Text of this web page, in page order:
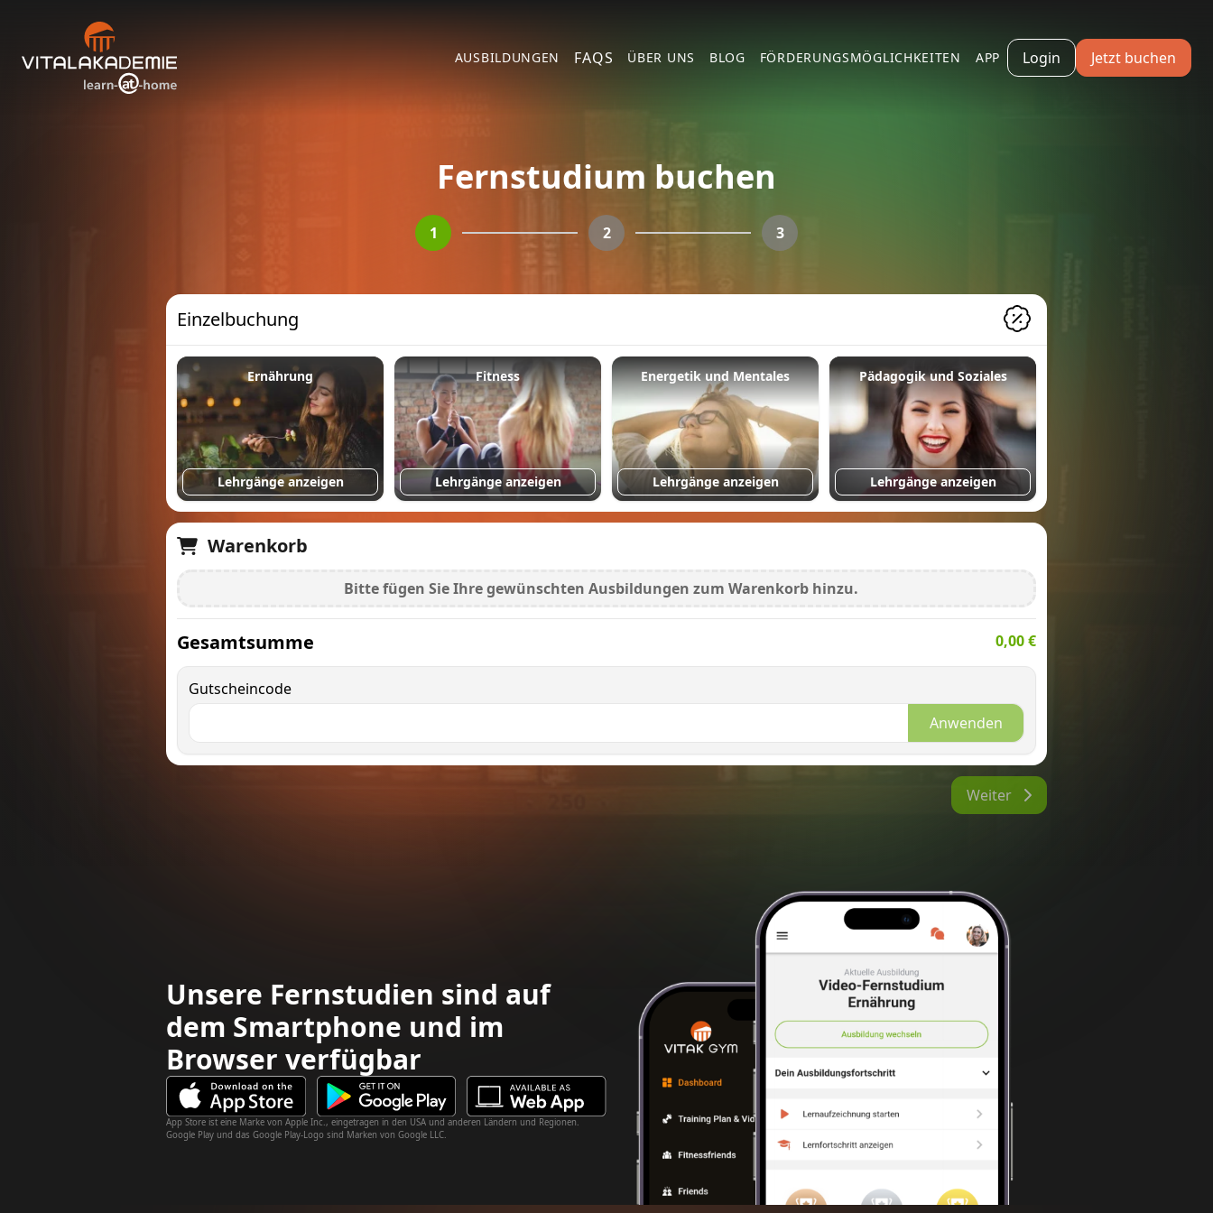
AUSBILDUNGEN FAQS ÜBER UNS BLOG FÖRDERUNGSMÖGLICHKEITEN APP Login Jetzt buchen
Fernstudium buchen
1 2 3
Einzelbuchung
Ernährung
Lehrgänge anzeigen
Fitness
Lehrgänge anzeigen
Energetik und Mentales
Lehrgänge anzeigen
Pädagogik und Soziales
Lehrgänge anzeigen
Warenkorb
Bitte fügen Sie Ihre gewünschten Ausbildungen zum Warenkorb hinzu.
Gesamtsumme 0,00 €
Gutscheincode
Anwenden
Weiter
Unsere Fernstudien sind auf
dem Smartphone und im
Browser verfügbar
App Store ist eine Marke von Apple Inc., eingetragen in den USA und anderen Ländern und Regionen.
Google Play und das Google Play-Logo sind Marken von Google LLC.